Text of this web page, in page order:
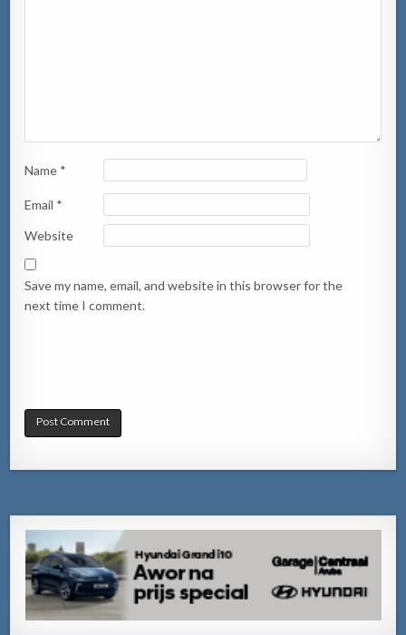
Name *
Email *
Website
Save my name, email, and website in this browser for the
next time I comment.